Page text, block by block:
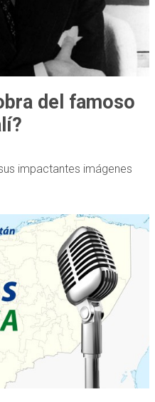
del famoso
impactantes imágenes